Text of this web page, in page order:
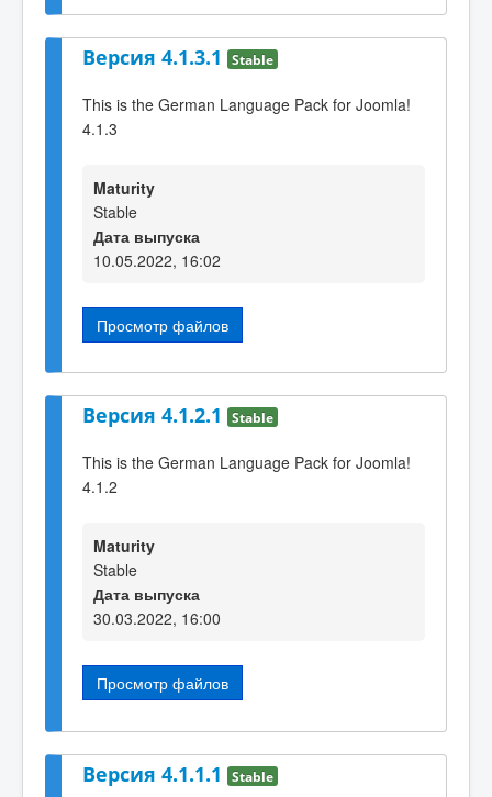
Версия 4.1.3.1 Stable
This is the German Language Pack for Joomla!
4.1.3
Maturity
Stable
Дата выпуска
10.05.2022, 16:02
Просмотр файлов
Версия 4.1.2.1 Stable
This is the German Language Pack for Joomla!
4.1.2
Maturity
Stable
Дата выпуска
30.03.2022, 16:00
Просмотр файлов
Версия 4.1.1.1 Stable